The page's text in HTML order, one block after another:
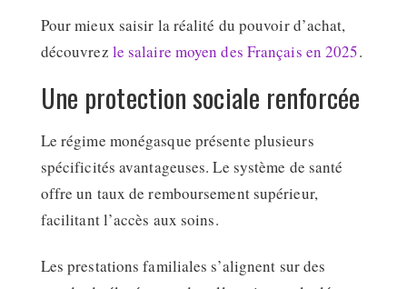
Pour mieux saisir la réalité du pouvoir d’achat,
découvrez le salaire moyen des Français en 2025.
Une protection sociale renforcée
Le régime monégasque présente plusieurs
spécificités avantageuses. Le système de santé
offre un taux de remboursement supérieur,
facilitant l’accès aux soins.
Les prestations familiales s’alignent sur des